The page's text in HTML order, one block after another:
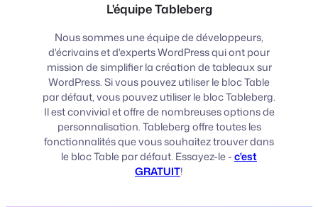
L'équipe Tableberg
Nous sommes une équipe de développeurs,
d'écrivains et d'experts WordPress qui ont pour
mission de simplifier la création de tableaux sur
WordPress. Si vous pouvez utiliser le bloc Table
par défaut, vous pouvez utiliser le bloc Tableberg.
Il est convivial et offre de nombreuses options de
personnalisation. Tableberg offre toutes les
fonctionnalités que vous souhaitez trouver dans
le bloc Table par défaut. Essayez-le -c'est
GRATUIT!